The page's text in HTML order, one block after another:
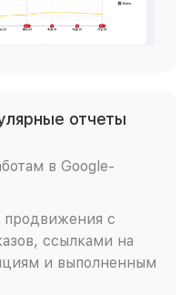
отчеты
в Google-
продвижения с
ссылками на
и выполненным